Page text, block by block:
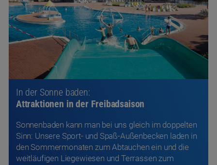
In der Sonne baden:
Attraktionen in der Freibadsaison
Sonnenbaden kann man bei uns gleich im doppelten
Sinn: Unsere Sport- und Spaß-Außenbecken laden in
den Sommermonaten zum Abtauchen ein und die
entspannten Sonnetanken.